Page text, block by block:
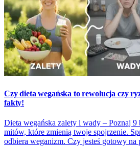
Czy dieta wegańska to rewolucja czy
fakty!
Dieta wegańska zalety i wady – Poznaj
mitów, które zmienią twoje spojrzenie.
odbiera weganizm. Czy jesteś gotowy na